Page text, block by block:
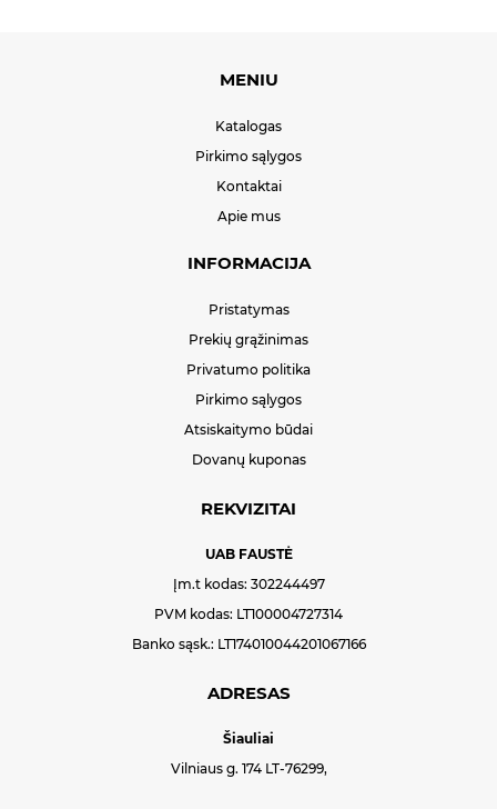
MENIU
Katalogas
Pirkimo sąlygos
Kontaktai
Apie mus
INFORMACIJA
Pristatymas
Prekių grąžinimas
Privatumo politika
Pirkimo sąlygos
Atsiskaitymo būdai
Dovanų kuponas
REKVIZITAI
UAB FAUSTĖ
Įm.t kodas: 302244497
PVM kodas: LT100004727314
Banko sąsk.: LT174010044201067166
ADRESAS
Šiauliai
Vilniaus g. 174 LT-76299,